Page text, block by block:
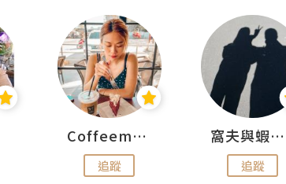
Coffeemeetjojo
追蹤
窩夫與蝦子餅
追蹤